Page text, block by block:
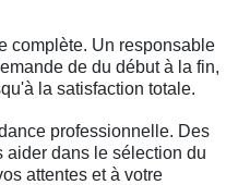
complète. Un responsable
de du début à la fin,
la satisfaction totale.
professionnelle. Des
aider dans le sélection du
attentes et à votre